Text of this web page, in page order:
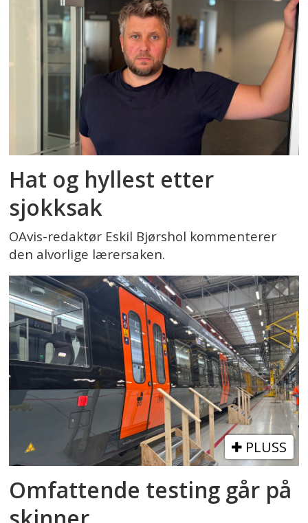
Hat og hyllest etter
sjokksak
OAvis-redaktør Eskil Bjørshol kommenterer
den alvorlige lærersaken.
PLUSS
Omfattende testing går på